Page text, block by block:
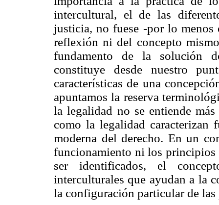
intercultural, el de las
justicia, no fuese -por lo
reflexión ni del concepto
fundamento de la solución
constituye desde nuestro
características de una
apuntamos la reserva
la legalidad no se entiende
como la legalidad caracterizan
moderna del derecho. En un
funcionamiento ni los principios
ser identificados, el
interculturales que ayudan a la
la configuración particular de